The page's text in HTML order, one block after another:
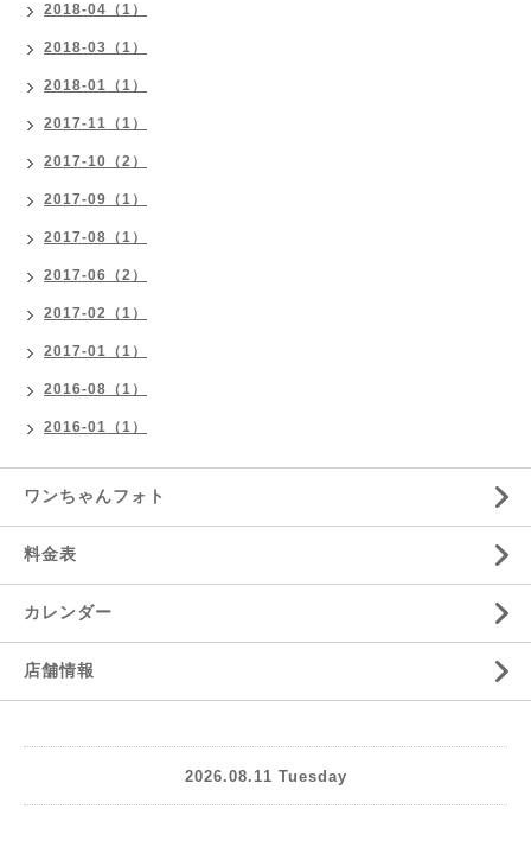
2018-04（1）
2018-03（1）
2018-01（1）
2017-11（1）
2017-10（2）
2017-09（1）
2017-08（1）
2017-06（2）
2017-02（1）
2017-01（1）
2016-08（1）
2016-01（1）
ワンちゃんフォト
料金表
カレンダー
店舗情報
2026.08.11 Tuesday